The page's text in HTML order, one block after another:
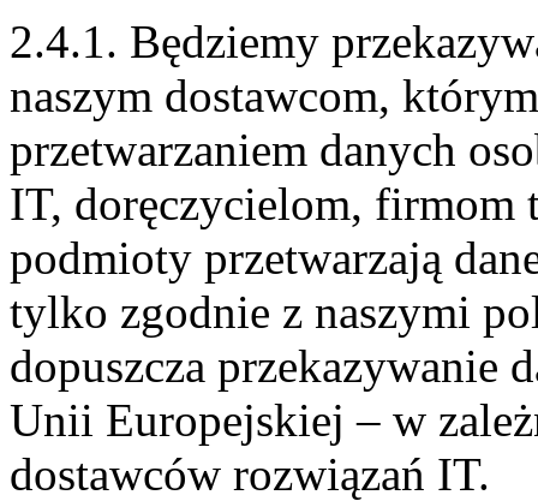
2.4.1. Będziemy
naszym dostawcom,
przetwarzaniem danych
IT, doręczycielom, firmom
podmioty przetwarzają
tylko zgodnie z naszymi
dopuszcza przekazywanie
Unii Europejskiej – w
dostawców rozwiązań IT.